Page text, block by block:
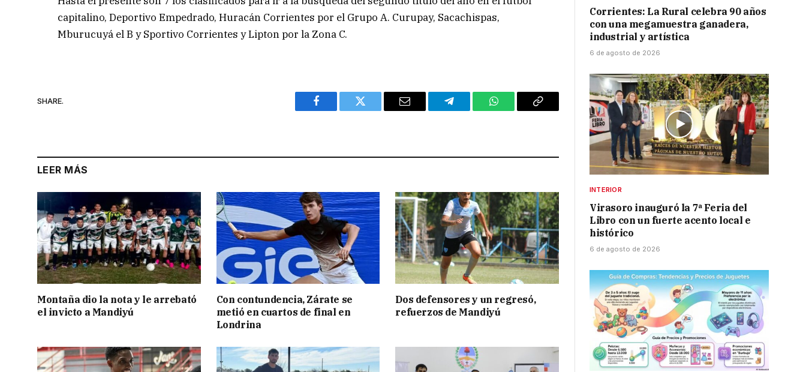
capitalino, Deportivo Empedrado, Huracán Corrientes por el Grupo A. Curupay, Sacachispas,
Mburucuyá el B y Sportivo Corrientes y Lipton por la Zona C.
SHARE.
Facebook Twitter Email Telegram WhatsAppCopy
LEER MÁS
Montaña dio la nota y le arrebató
el invicto a Mandiyú
Con contundencia, Zárate se
metió en cuartos de final en
Londrina
Dos defensores y un regresó,
refuerzos de Mandiyú
Corrientes: La Rural celebra 90 años
con una megamuestra ganadera,
industrial y artística
6 de agosto de 2026
INTERIOR
Virasoro inauguró la 7ª Feria del
Libro con un fuerte acento local e
histórico
6 de agosto de 2026